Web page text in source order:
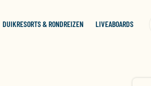
DUIKRESORTS & RONDREIZEN LIVEABOARDS